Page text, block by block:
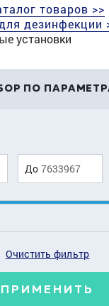
товаров >>
дезинфекции
установки
ПО
До
Очистить фильтр
ПРИМЕНИТЬ